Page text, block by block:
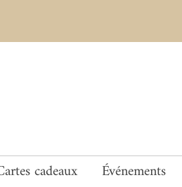
cadeaux Événements